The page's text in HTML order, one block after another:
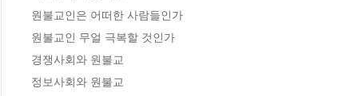
원불교인은 어떠한 사람들인가
원불교인 무얼 극복할 것인가
경쟁사회와 원불교
정보사회와 원불교